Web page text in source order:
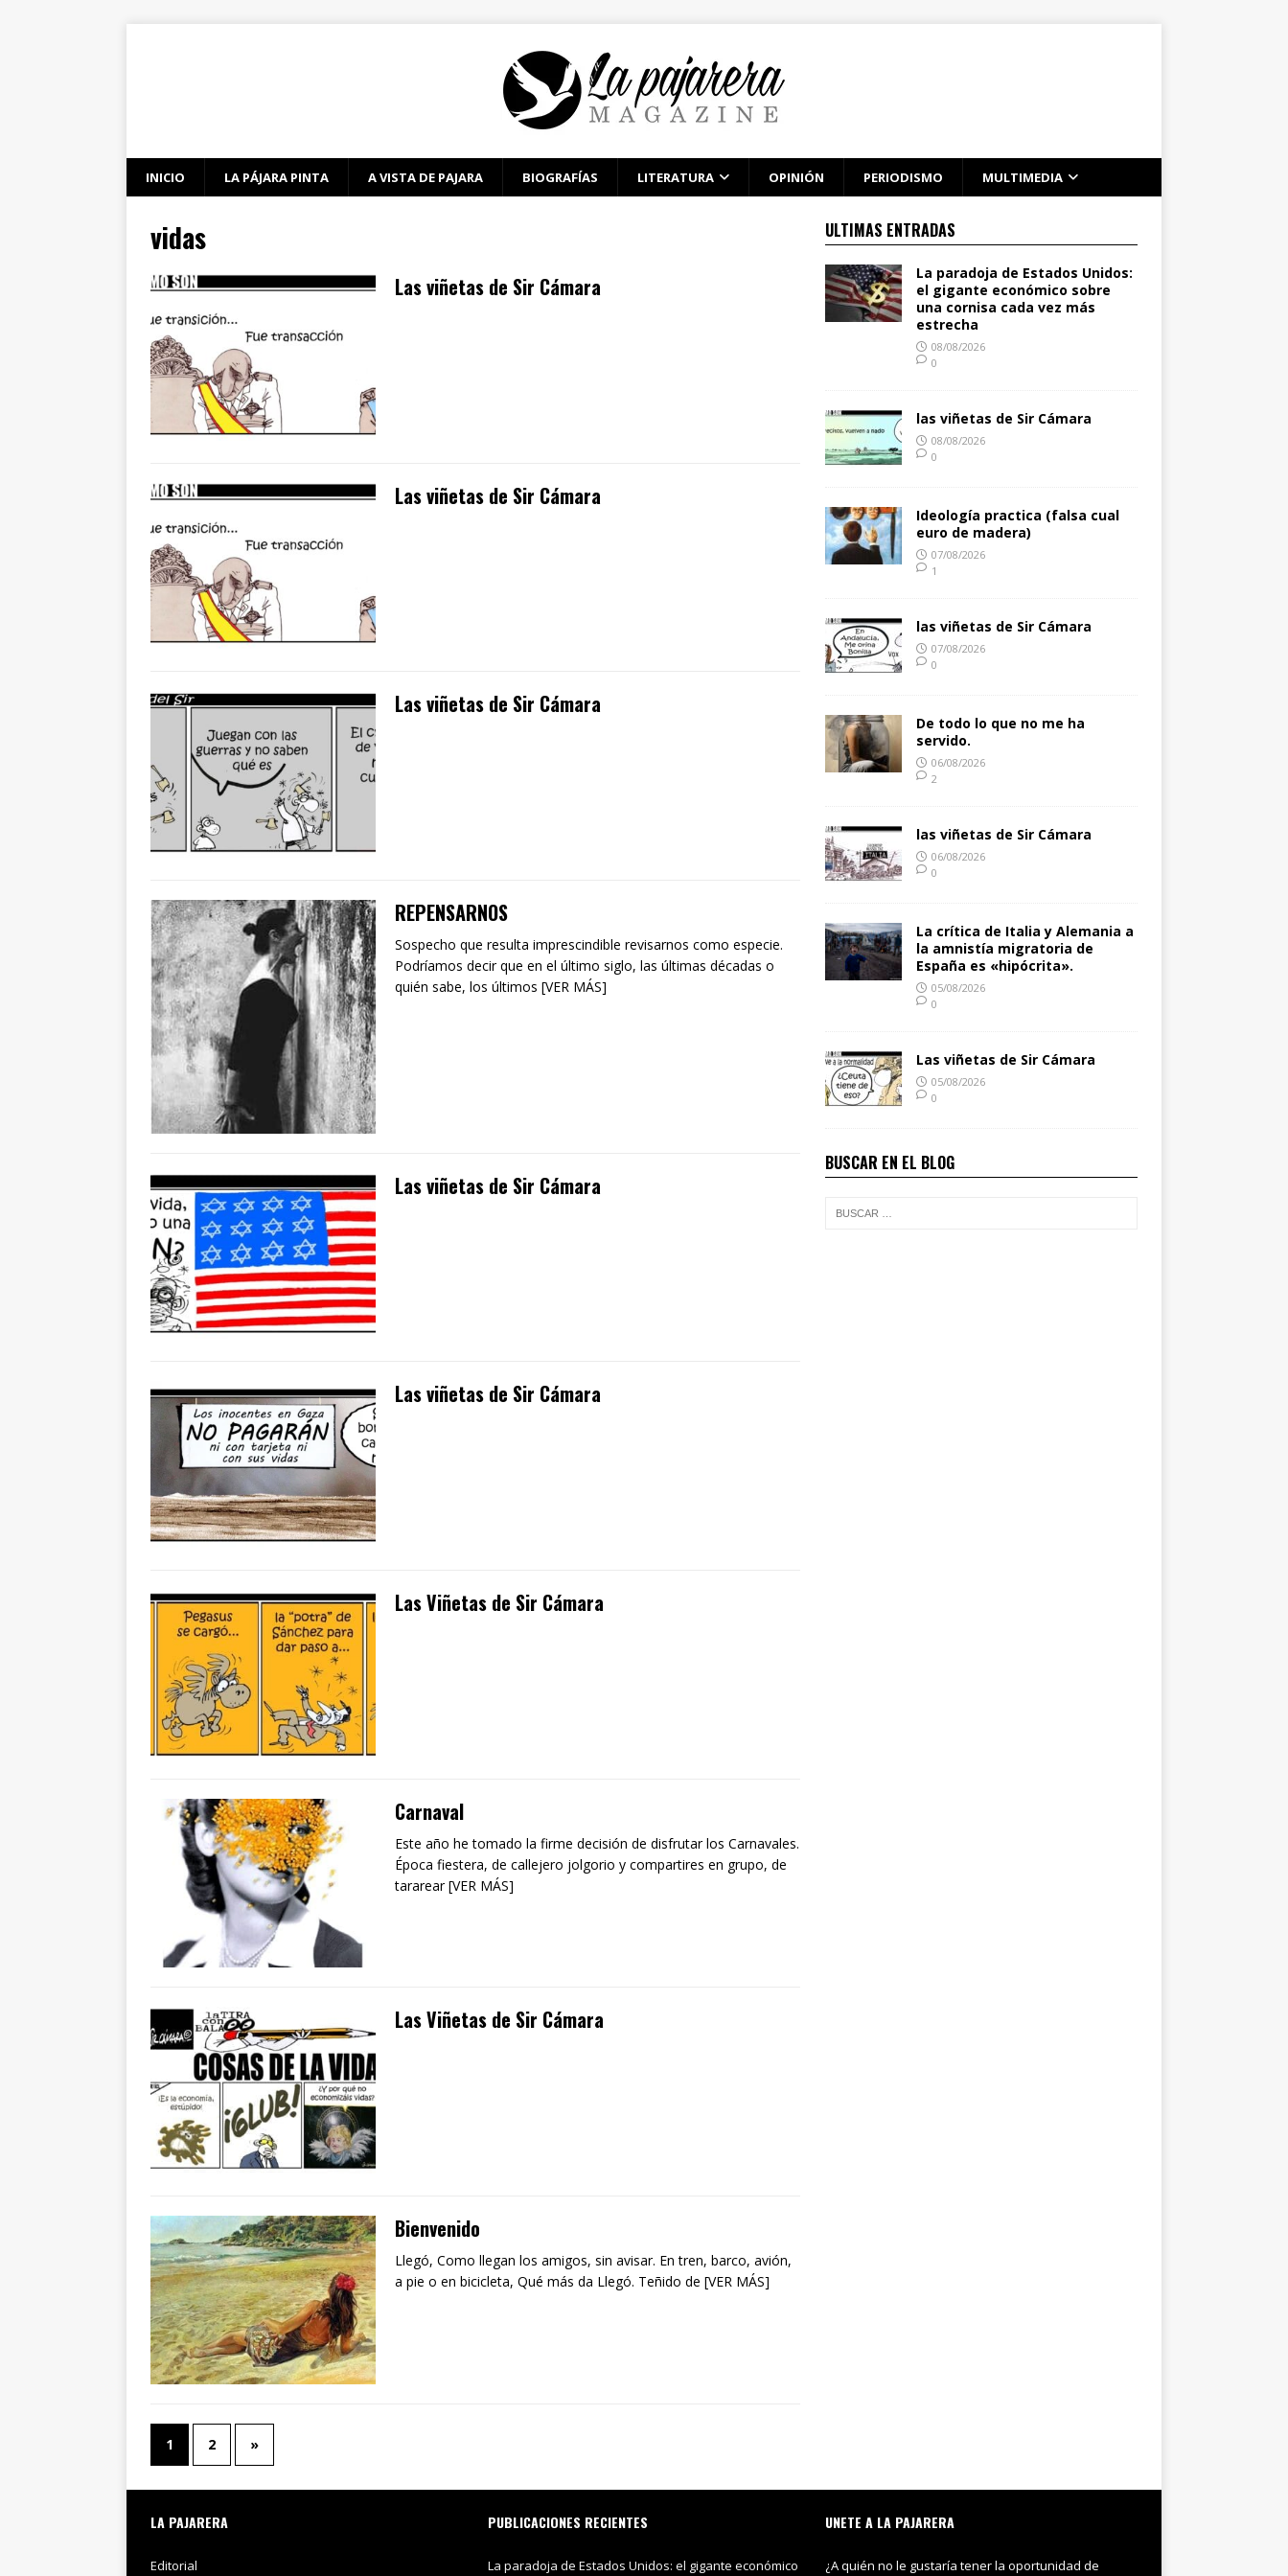
INICIO LA PÁJARA PINTA A VISTA DE PAJARA BIOGRAFÍAS LITERATURA OPINIÓN PERIODISMO MULTIMEDIA
vidas
Las viñetas de Sir Cámara
Las viñetas de Sir Cámara
Las viñetas de Sir Cámara
REPENSARNOS
Sospecho que resulta imprescindible revisarnos como especie.
Podríamos decir que en el último siglo, las últimas décadas o
quién sabe, los últimos [VER MÁS]
Las viñetas de Sir Cámara
Las viñetas de Sir Cámara
Las Viñetas de Sir Cámara
Carnaval
Este año he tomado la firme decisión de disfrutar los Carnavales.
Época fiestera, de callejero jolgorio y compartires en grupo, de
tararear [VER MÁS]
Las Viñetas de Sir Cámara
Bienvenido
Llegó, Como llegan los amigos, sin avisar. En tren, barco, avión,
a pie o en bicicleta, Qué más da Llegó. Teñido de [VER MÁS]
1 2 »
ULTIMAS ENTRADAS
La paradoja de Estados Unidos:
el gigante económico sobre
una cornisa cada vez más
estrecha
08/08/2026
0
las viñetas de Sir Cámara
08/08/2026
0
Ideología practica (falsa cual
euro de madera)
07/08/2026
1
las viñetas de Sir Cámara
07/08/2026
0
De todo lo que no me ha
servido.
06/08/2026
2
las viñetas de Sir Cámara
06/08/2026
0
La crítica de Italia y Alemania a
la amnistía migratoria de
España es «hipócrita».
05/08/2026
0
Las viñetas de Sir Cámara
05/08/2026
0
BUSCAR EN EL BLOG
LA PAJARERA
Editorial
PUBLICACIONES RECIENTES
La paradoja de Estados Unidos: el gigante económico
UNETE A LA PAJARERA
¿A quién no le gustaría tener la oportunidad de